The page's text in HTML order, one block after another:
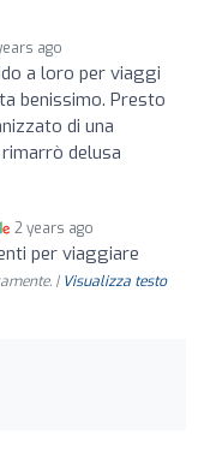
ago
a loro per viaggi
benissimo. Presto
di una
delusa
2 years ago
per viaggiare
| Visualizza testo